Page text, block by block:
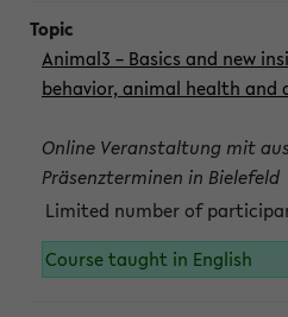
Animal3 – Basics and new
behavior, animal health and
Online Veranstaltung mit
Präsenzterminen in Bielefeld
Limited number of
Course taught in English